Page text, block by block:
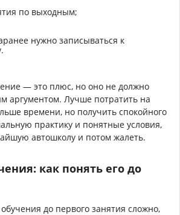
по выходным;
нужно записываться к
— это плюс, но оно не должно
аргументом. Лучше потратить на
времени, но получить спокойного
практику и понятные условия,
автошколу и потом жалеть.
как понять его до
до первого занятия сложно,